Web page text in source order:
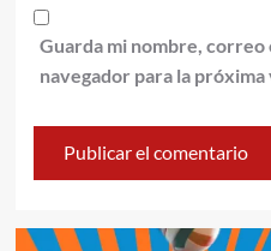
Guarda mi nombre,
navegador para la próxima